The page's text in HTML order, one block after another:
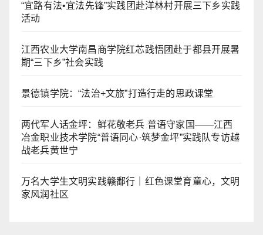
“宜路有法•宜法先锋”实践团赴洋林村开展三下乡实践
活动
江西农业大学南昌商学院红芯践悟团赴于都县开展暑
期“三下乡”社会实践
景德镇学院：“法治+文旅”打造行走的思政课堂
两代军人话金坪：鲜花敬老兵 普语守家国——江西
冶金职业技术学院“普语同心·筑梦金坪”实践队专访越
战老兵黄世宁
万名大学生文明实践赣鄱行｜红色课堂育童心，文明
家风润社区